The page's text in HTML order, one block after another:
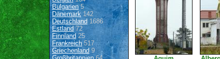
Bulgarien 5
Dänemark142
Deutschland 1686
Estland 72
Finnland 25
Frankreich517
Griechenland9